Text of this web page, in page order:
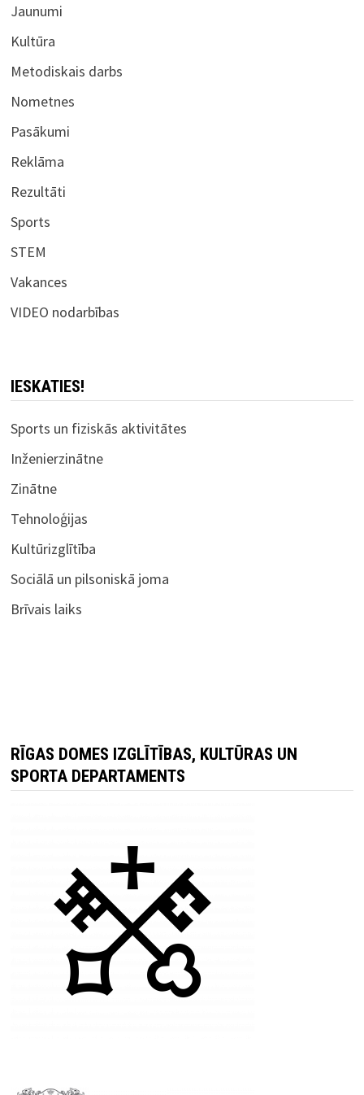
Jaunumi
Kultūra
Metodiskais darbs
Nometnes
Pasākumi
Reklāma
Rezultāti
Sports
STEM
Vakances
VIDEO nodarbības
IESKATIES!
Sports un fiziskās aktivitātes
Inženierzinātne
Zinātne
Tehnoloģijas
Kultūrizglītība
Sociālā un pilsoniskā joma
Brīvais laiks
RĪGAS DOMES IZGLĪTĪBAS, KULTŪRAS UN
SPORTA DEPARTAMENTS